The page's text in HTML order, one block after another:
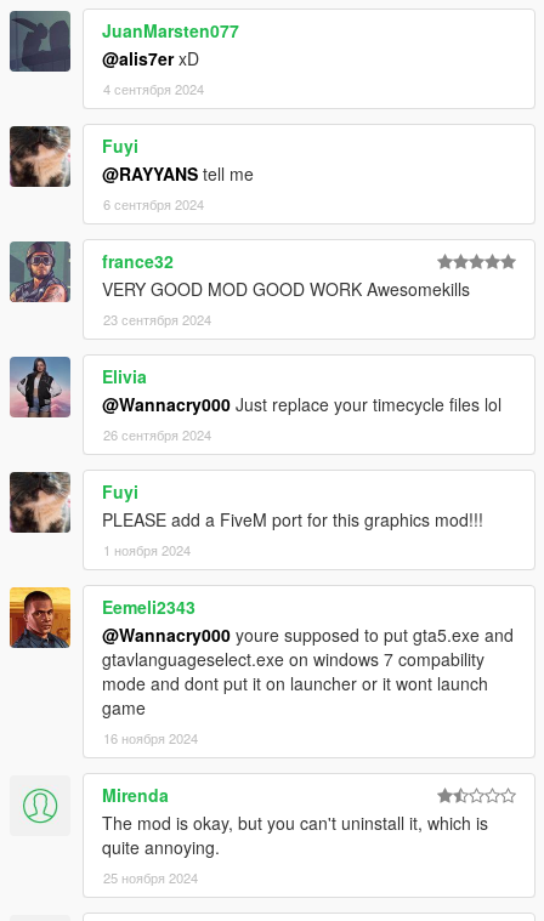
JuanMarsten077
@alis7erxD
4 сентября 2024
Fuyi
@RAYYANS tell me
6 сентября 2024
france32
VERY GOOD MOD GOOD WORK Awesomekills
23 сентября 2024
Elivia
@Wannacry000 Just replace your timecycle files lol
26 сентября 2024
Fuyi
PLEASE add a FiveM port for this graphics mod!!!
1 ноября 2024
Eemeli2343
@Wannacry000 youre supposed to put gta5.exe and
gtavlanguageselect.exe on windows 7 compability
mode and dont put it on launcher or it wont launch
game
16 ноября 2024
Mirenda
The mod is okay, but you can't uninstall it, which is
quite annoying.
25 ноября 2024